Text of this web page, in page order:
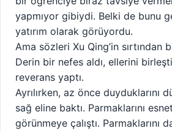
yapmıyor gibiydi. Belki de bunu
yatırım olarak görüyordu.
Ama sözleri Xu Qing’in sırtından
Derin bir nefes aldı, ellerini
reverans yaptı.
Ayrılırken, az önce duyduklarını
sağ eline baktı. Parmaklarını
görünmeye çalıştı. Parmaklarını